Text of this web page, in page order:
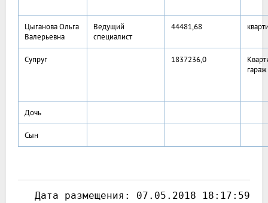
Цыганова Ольга
Валерьевна
Ведущий
специалист
44481,68
Супруг 1837236,0
гараж
Дочь
Сын
Дата размещения: 07.05.2018 18:17:59